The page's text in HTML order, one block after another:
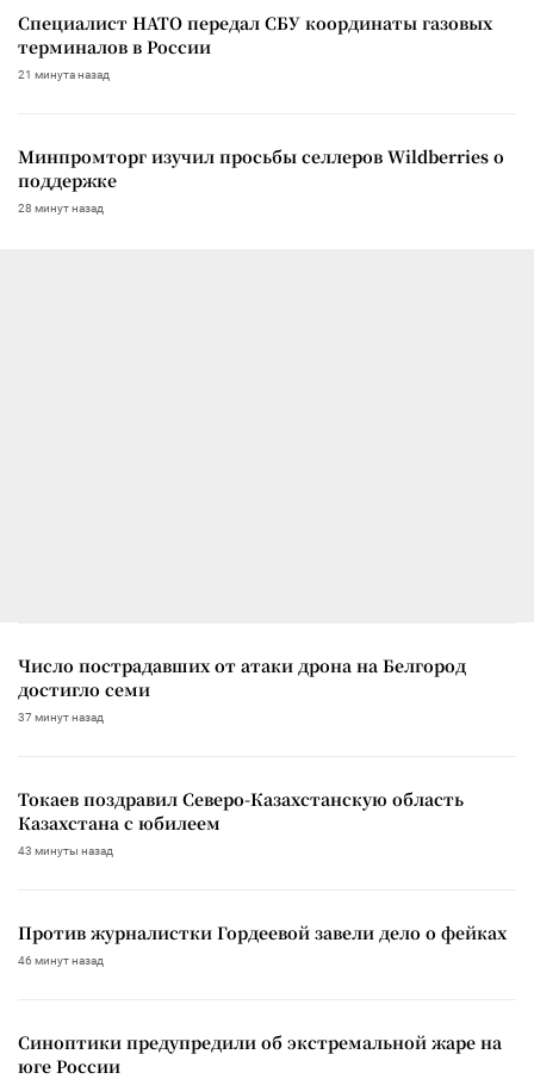
Специалист НАТО передал СБУ координаты газовых
терминалов в России
21 минута назад
Минпромторг изучил просьбы селлеров Wildberries о
поддержке
28 минут назад
Число пострадавших от атаки дрона на Белгород
достигло семи
37 минут назад
Токаев поздравил Северо-Казахстанскую область
Казахстана с юбилеем
43 минуты назад
Против журналистки Гордеевой завели дело о фейках
46 минут назад
Синоптики предупредили об экстремальной жаре на
юге России